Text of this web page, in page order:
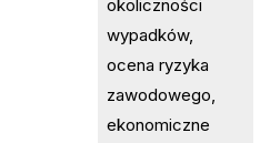
okoliczności
wypadków,
ocena ryzyka
zawodowego,
ekonomiczne